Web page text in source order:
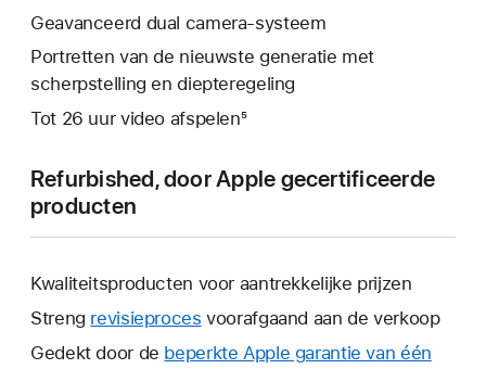
Geavanceerd dual camera-systeem
Portretten van de nieuwste generatie met
scherpstelling en diepteregeling
Tot 26 uur video afspelen⁵
Refurbished, door Apple gecertificeerde
producten
Kwaliteitsproducten voor aantrekkelijke prijzen
Streng revisieproces voorafgaand aan de verkoop
Gedekt door de beperkte Apple garantie van één